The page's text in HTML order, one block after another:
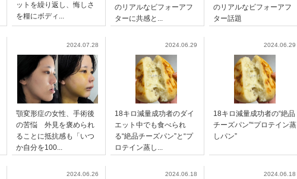
ットを繰り返し、悔しさ
を糧にボディ...
のリアルなビフォーアフ
ターに共感と...
のリアルなビフォーアフ
ター話題
2024.07.28
顎変形症の女性、手術後
の苦悩 外見を褒められ
ることに抵抗感も「いつ
か自分を100...
2024.06.29
18キロ減量成功者のダイ
エット中でも食べられ
る“絶品チーズパン”と“プ
ロテイン蒸し...
2024.06.29
18キロ減量成功者の“絶品
チーズパン”“プロテイン蒸
しパン”
2024.06.26 2024.06.18 2024.06.18